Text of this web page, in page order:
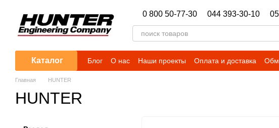
0 800 50-77-30 044 393-30-10
Каталог Блог О нас Наши проекты Оплата и доставка
Главная HUNTER
HUNTER